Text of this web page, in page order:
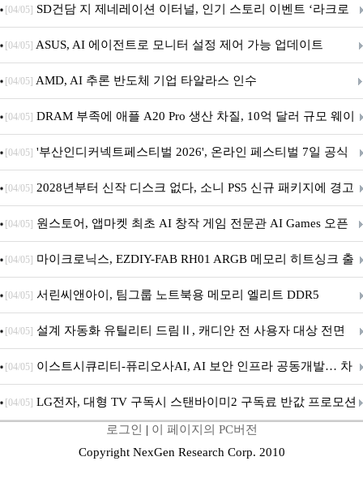
던전 13’ 참가!
[04/05] SD건담 지 제네레이션 이터널, 인기 스토리 이벤트 ‘라크로
아의 용사’ 재개최 및 풍성한 기념 이벤트 실시!
[04/05] ASUS, AI 에이전트로 모니터 설정 제어 가능 업데이트
[04/05] AMD, AI 추론 반도체 기업 타알라스 인수
[04/05] DRAM 부족에 애플 A20 Pro 생산 차질, 10억 달러 규모 웨이
퍼 대기
[04/05] '부산인디커넥트페스티벌 2026', 온라인 페스티벌 7일 공식
개막... 22일간 진행
[04/05] 2028년부터 신작 디스크 없다, 소니 PS5 신규 패키지에 경고
문 추가
[04/05] 원스토어, 앱마켓 최초 AI 창작 게임 전문관 AI Games 오픈
[04/05] 마이크로닉스, EZDIY-FAB RH01 ARGB 메모리 히트싱크 출
시
[04/05] 서린씨앤아이, 팀그룹 노트북용 메모리 엘리트 DDR5
5600MHz 16GB 출시
[04/05] 설계 자동화 유틸리티 드림Ⅱ, 캐디안 전 사용자 대상 전면
무상 배포
[04/05] 이스트시큐리티-퓨리오사AI, AI 보안 인프라 공동개발… 차
세대 AI 보안 플랫폼 구축
[04/05] LG전자, 대형 TV 구독시 스탠바이미2 구독료 반값 프로모션
로그인 | 이 페이지의 PC버전
Copyright NexGen Research Corp. 2010